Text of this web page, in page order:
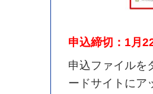
申込締切：1月
申込ファイルを
ードサイトにア